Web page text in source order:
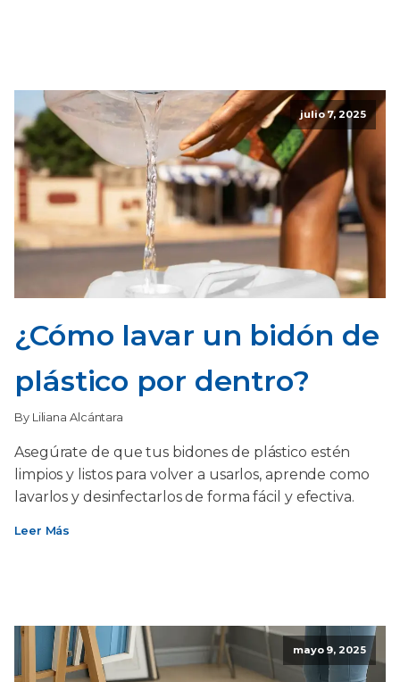
julio 7, 2025
¿Cómo lavar un bidón de
plástico por dentro?
By Liliana Alcántara
Asegúrate de que tus bidones de plástico estén
limpios y listos para volver a usarlos, aprende como
lavarlos y desinfectarlos de forma fácil y efectiva.
Leer Más
mayo 9, 2025